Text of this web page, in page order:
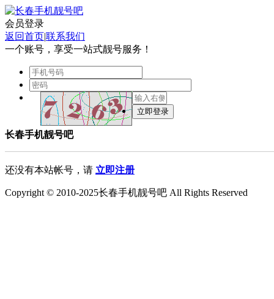
会员登录
返回首页|联系我们
一个账号，享受一站式靓号服务！
长春手机靓号吧
还没有本站帐号，请 立即注册
Copyright © 2010-2025长春手机靓号吧 All Rights Reserved